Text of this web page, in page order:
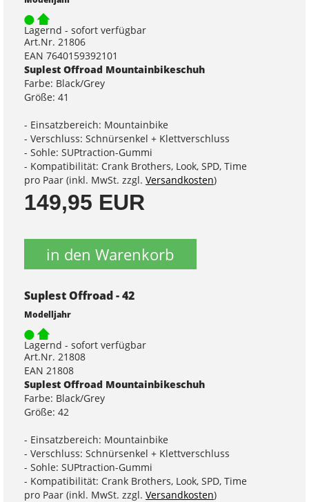
Lagernd - sofort verfügbar
Art.Nr. 21806
EAN 7640159392101
Suplest Offroad Mountainbikeschuh
Farbe: Black/Grey
Größe: 41
- Einsatzbereich: Mountainbike
- Verschluss: Schnürsenkel + Klettverschluss
- Sohle: SUPtraction-Gummi
- Kompatibilität: Crank Brothers, Look, SPD, Time
pro Paar (inkl. MwSt. zzgl. Versandkosten)
149,95 EUR
in den Warenkorb
Suplest Offroad - 42
Modelljahr
Lagernd - sofort verfügbar
Art.Nr. 21808
EAN 21808
Suplest Offroad Mountainbikeschuh
Farbe: Black/Grey
Größe: 42
- Einsatzbereich: Mountainbike
- Verschluss: Schnürsenkel + Klettverschluss
- Sohle: SUPtraction-Gummi
- Kompatibilität: Crank Brothers, Look, SPD, Time
pro Paar (inkl. MwSt. zzgl. Versandkosten)